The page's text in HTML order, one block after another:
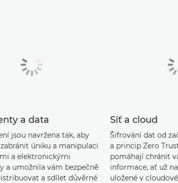
a data
jsou navržena tak, aby
úniku a manipulaci
a elektronickými
a umožnila vám bezpečně
a sdílet důvěrné
Síť a cloud
Šifrování dat od
a princip Zero
pomáhají chránit
informace, ať už
uložené v